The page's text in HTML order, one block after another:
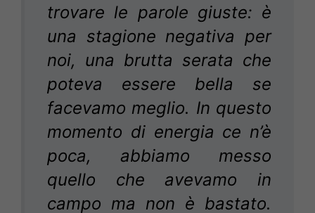
trovare le parole giuste: è
una stagione negativa per
noi, una brutta serata che
poteva essere bella se
facevamo meglio. In questo
momento di energia ce n’è
poca, abbiamo messo
quello che avevamo in
campo ma non è bastato.